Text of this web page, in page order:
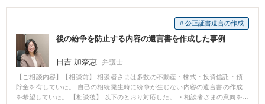
# 公正証書遺言の作成
後の紛争を防止する内容の遺言書を作成した事例
日吉 加奈恵 弁護士
【ご相談内容】【相談前】 相談者さまは多数の不動産・株式・投資信託・預
貯金を有していた。 自己の相続発生時に紛争が生じない内容の遺言書の作成
を希望していた。 【相談後】 以下のとおり対応した。 ・相談者さまの意向を